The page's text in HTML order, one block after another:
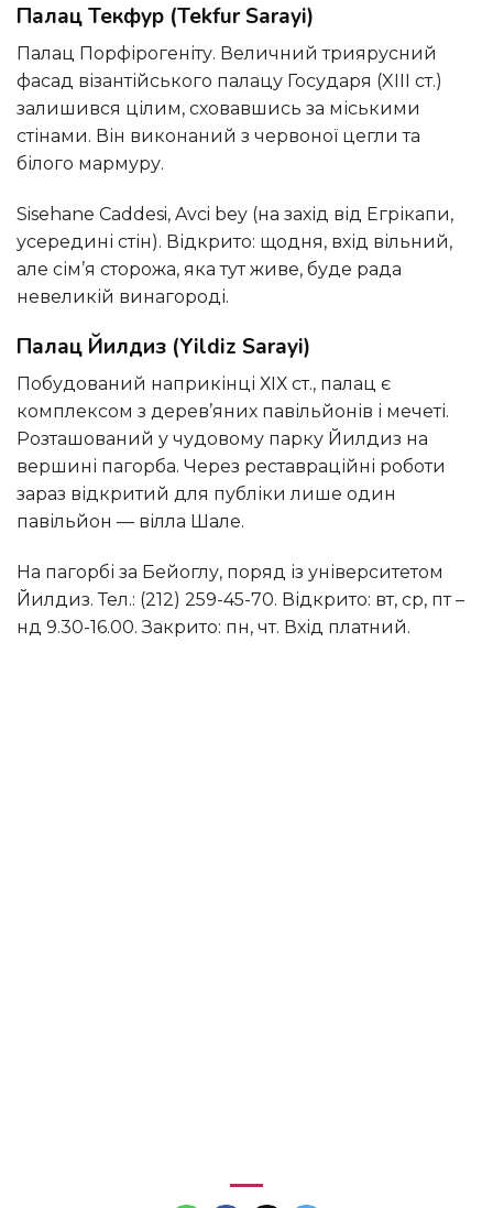
Палац Текфур (Tekfur Sarayi)
Палац Порфірогеніту. Величний триярусний
фасад візантійського палацу Государя (XIII ст.)
залишився цілим, сховавшись за міськими
стінами. Він виконаний з червоної цегли та
білого мармуру.
Sisehane Caddesi, Avci bey (на захід від Егрікапи,
усередині стін). Відкрито: щодня, вхід вільний,
але сім’я сторожа, яка тут живе, буде рада
невеликій винагороді.
Палац Йилдиз (Yildiz Sarayi)
Побудований наприкінці ХІХ ст., палац є
комплексом з дерев’яних павільйонів і мечеті.
Розташований у чудовому парку Йилдиз на
вершині пагорба. Через реставраційні роботи
зараз відкритий для публіки лише один
павільйон — вілла Шале.
На пагорбі за Бейоглу, поряд із університетом
Йилдиз. Тел.: (212) 259-45-70. Відкрито: вт, ср, пт –
нд 9.30-16.00. Закрито: пн, чт. Вхід платний.